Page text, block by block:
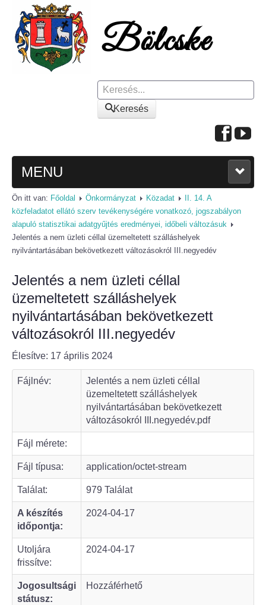
Keresés
Keresés
MENU
FŐOLDAL
A KÖZSÉGRŐL
Bölcske település
Bölcske történelme
Mi újság Bölcskén?
Értéktár bizottság
Látnivalók
Szállások
Egyházak, civilek
Református Egyház
Bölcskei női kar
Bölcskei Rákóczi Horgász Egyesület
Ön itt van: Főoldal Önkormányzat Közadat
II. 14. A
közfeladatot ellátó szerv tevékenységére vonatkozó, jogszabályon
alapuló statisztikai adatgyűjtés eredményei, időbeli változásuk
Jelentés a nem üzleti céllal üzemeltetett szálláshelyek
nyilvántartásában bekövetkezett változásokról III.negyedév
Jelentés a nem üzleti céllal
üzemeltetett szálláshelyek
nyilvántartásában bekövetkezett
változásokról III.negyedév
Élesítve: 17 április 2024
Fájlnév:
Jelentés a nem üzleti céllal
üzemeltetett szálláshelyek
nyilvántartásában bekövetkezett
változásokról III.negyedév.pdf
Fájl mérete:
Fájl típusa: application/octet-stream
Találat: 979 Találat
A készítés
időpontja:
2024-04-17
Utoljára
frissítve:
2024-04-17
Jogosultsági
státusz:
Hozzáférhető